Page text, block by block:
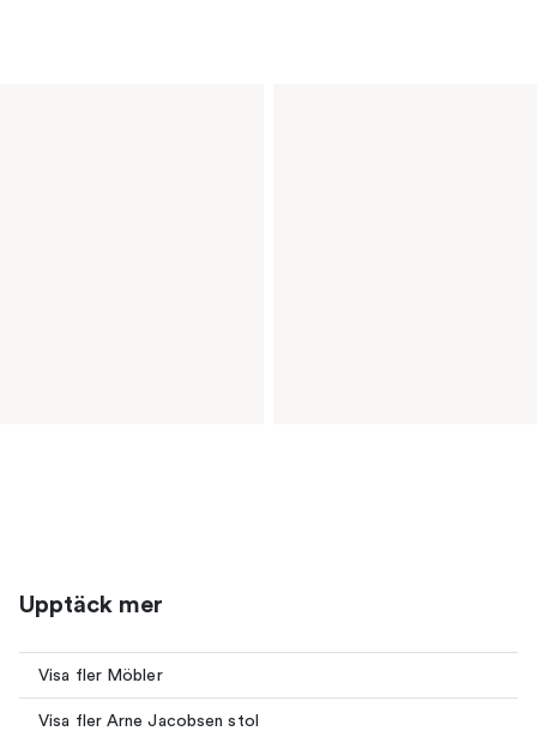
Upptäck mer
Visa fler Möbler
Visa fler Arne Jacobsen stol